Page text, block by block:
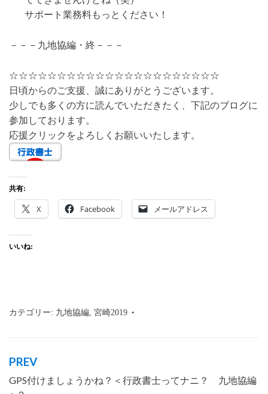
サポート業務料もっとください！
－－－九地協編・終－－－
☆☆☆☆☆☆☆☆☆☆☆☆☆☆☆☆☆☆☆☆☆☆
日頃からのご支援、誠にありがとうございます。
少しでも多くの方に読んでいただきたく、下記のブログに
参加しております。
応援クリックをよろしくお願いいたします。
共有:
X Facebook メールアドレス
いいね:
カテゴリー: 九地協編, 宮崎2019
投
稿
PREV
GPS付けましょうかね？＜行政書士ってナニ？ 九地協編